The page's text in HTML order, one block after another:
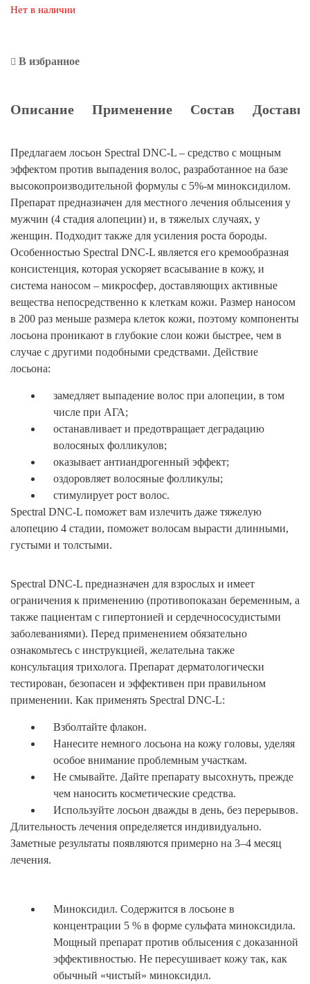
Нет в наличии
В избранное
Описание Применение Состав
Предлагаем лосьон Spectral DNC-L – средство с мощным
эффектом против выпадения волос, разработанное на базе
высокопроизводительной формулы с 5%-м миноксидилом.
Препарат предназначен для местного лечения облысения у
мужчин (4 стадия алопеции) и, в тяжелых случаях, у
женщин. Подходит также для усиления роста бороды.
Особенностью Spectral DNC-L является его кремообразная
консистенция, которая ускоряет всасывание в кожу, и
система наносом – микросфер, доставляющих активные
вещества непосредственно к клеткам кожи. Размер наносом
в 200 раз меньше размера клеток кожи, поэтому компоненты
лосьона проникают в глубокие слои кожи быстрее, чем в
случае с другими подобными средствами. Действие
лосьона:
замедляет выпадение волос при алопеции, в том
числе при АГА;
останавливает и предотвращает деградацию
волосяных фолликулов;
оказывает антиандрогенный эффект;
оздоровляет волосяные фолликулы;
стимулирует рост волос.
Spectral DNC-L поможет вам излечить даже тяжелую
алопецию 4 стадии, поможет волосам вырасти длинными,
густыми и толстыми.
Spectral DNC-L предназначен для взрослых и имеет
ограничения к применению (противопоказан беременным, а
также пациентам с гипертонией и сердечнососудистыми
заболеваниями). Перед применением обязательно
ознакомьтесь с инструкцией, желательна также
консультация трихолога. Препарат дерматологически
тестирован, безопасен и эффективен при правильном
применении. Как применять Spectral DNC-L:
Взболтайте флакон.
Нанесите немного лосьона на кожу головы, уделяя
особое внимание проблемным участкам.
Не смывайте. Дайте препарату высохнуть, прежде
чем наносить косметические средства.
Используйте лосьон дважды в день, без перерывов.
Длительность лечения определяется индивидуально.
Заметные результаты появляются примерно на 3–4 месяц
лечения.
Миноксидил. Содержится в лосьоне в
концентрации 5 % в форме сульфата миноксидила.
Мощный препарат против облысения с доказанной
эффективностью. Не пересушивает кожу так, как
обычный «чистый» миноксидил.